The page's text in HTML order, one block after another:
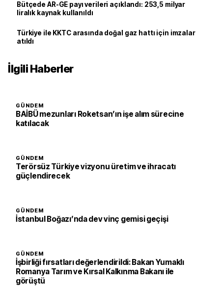
Bütçede AR-GE payı verileri açıklandı: 253,5 milyar
liralık kaynak kullanıldı
Türkiye ile KKTC arasında doğal gaz hattı için imzalar
atıldı
İlgili Haberler
GÜNDEM
BAİBÜ mezunları Roketsan’ın işe alım sürecine
katılacak
GÜNDEM
Terörsüz Türkiye vizyonu üretim ve ihracatı
güçlendirecek
GÜNDEM
İstanbul Boğazı’nda dev vinç gemisi geçişi
GÜNDEM
İşbirliği fırsatları değerlendirildi: Bakan Yumaklı
Romanya Tarım ve Kırsal Kalkınma Bakanı ile
görüştü